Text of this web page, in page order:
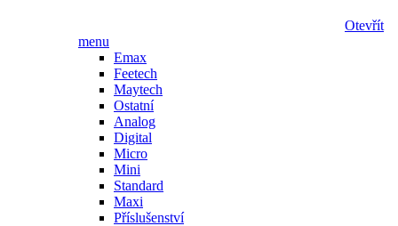
Otevřít
menu
Emax
Feetech
Maytech
Ostatní
Analog
Digital
Micro
Mini
Standard
Maxi
Příslušenství